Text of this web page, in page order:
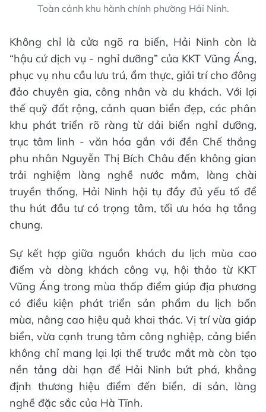
Toàn cảnh khu hành chính phường Hải Ninh.
Không chỉ là cửa ngõ ra biển, Hải Ninh còn là
“hậu cứ dịch vụ - nghỉ dưỡng” của KKT Vũng Áng,
phục vụ nhu cầu lưu trú, ẩm thực, giải trí cho đông
đảo chuyên gia, công nhân và du khách. Với lợi
thế quỹ đất rộng, cảnh quan biển đẹp, các phân
khu phát triển rõ ràng từ dải biển nghỉ dưỡng,
trục tâm linh - văn hóa gắn với đền Chế thắng
phu nhân Nguyễn Thị Bích Châu đến không gian
trải nghiệm làng nghề nước mắm, làng chài
truyền thống, Hải Ninh hội tụ đầy đủ yếu tố để
thu hút đầu tư có trọng tâm, tối ưu hóa hạ tầng
chung.
Sự kết hợp giữa nguồn khách du lịch mùa cao
điểm và dòng khách công vụ, hội thảo từ KKT
Vũng Áng trong mùa thấp điểm giúp địa phương
có điều kiện phát triển sản phẩm du lịch bốn
mùa, nâng cao hiệu quả khai thác. Vị trí vừa giáp
biển, vừa cạnh trung tâm công nghiệp, cảng biển
không chỉ mang lại lợi thế trước mắt mà còn tạo
nền tảng dài hạn để Hải Ninh bứt phá, khẳng
định thương hiệu điểm đến biển, di sản, làng
nghề đặc sắc của Hà Tĩnh.